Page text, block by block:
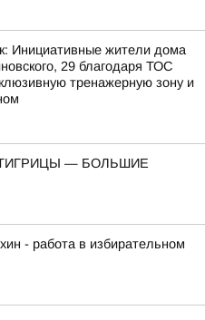
Инициативные жители дома
29 благодаря ТОС
тренажерную зону и
— БОЛЬШИЕ
- работа в избирательном